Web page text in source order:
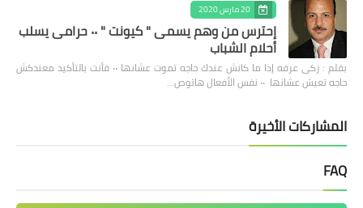
20 مارس 2020
إحترس من وهم يسمى " كيونت " ٠٠ حرامى يسلب
أحلام الشباب
بقلم : زكى عرفه ‎إذا ما كانش عندك حاجه تموت عشانها ٠٠ فأنت بالتأكيد معندكش
حاجه تعيش عشانها ٠٠ نفس الأفعال هاتوص…
المشاركات الأخيرة
FAQ